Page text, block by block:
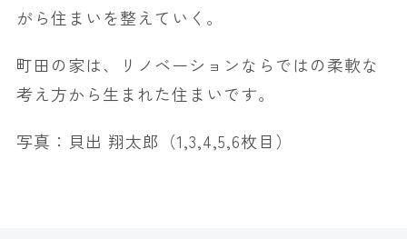
がら住まいを整えていく。
町田の家は、リノベーションならではの柔軟な
考え方から生まれた住まいです。
写真：貝出 翔太郎（1,3,4,5,6枚目）